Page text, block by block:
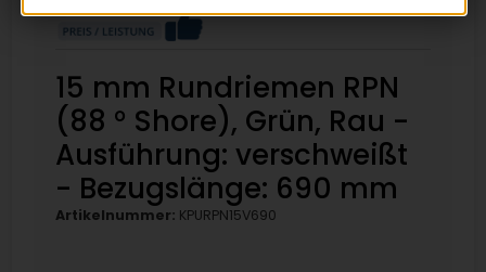
15 mm Rundriemen RPN
(88 ° Shore), Grün, Rau -
Ausführung: verschweißt
- Bezugslänge: 690 mm
Artikelnummer: KPURPN15V690